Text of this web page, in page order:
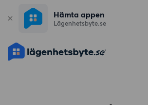
Hämta appen
Lägenhetsbyte.se